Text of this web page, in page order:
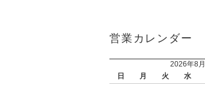
営業カレンダー
2026年8月
日
月 火 水